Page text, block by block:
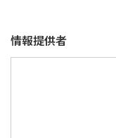
情報提供者